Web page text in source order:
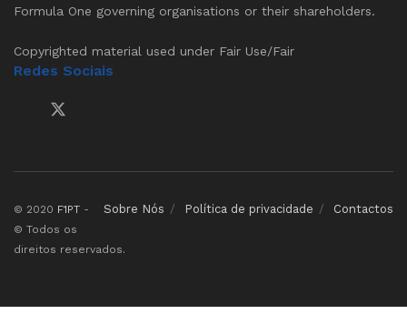
Formula One governing organisations or their shareholders.
Copyrighted material used under Fair Use/Fair
Redes Sociais
Sobre Nós Política de privacidade Contactos
© 2020 F1PT -
© Todos os
direitos reservados.